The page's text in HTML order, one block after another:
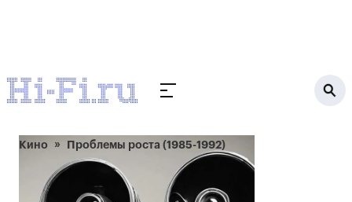
Кино Проблемы роста (1985-1992)